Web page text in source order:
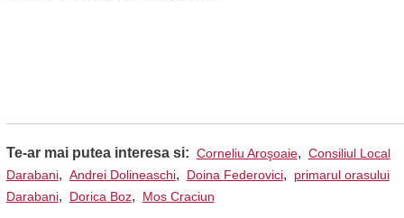
Te-ar mai putea interesa si: Corneliu Aroşoaie, Consiliul Local
Darabani, Andrei Dolineaschi, Doina Federovici,
primarul orasului
Darabani, Dorica Boz, Mos Craciun